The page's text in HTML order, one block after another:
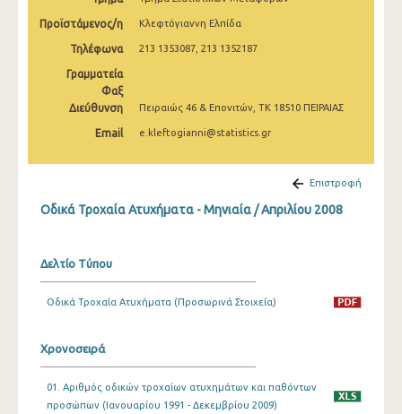
Φεβρουαρίου 2025
Ιανουαρίου 2025
Δεκεμβρίου 2024
Αυγούστου 2024
Ιουνίου 2024
Απριλίου 2024
Μαρτίου 2024
Προϊστάμενος/η Κλεφτόγιαννη Ελπίδα
Τηλέφωνα 213 1353087, 213 1352187
Γραμματεία
Φαξ
Διεύθυνση
Πειραιώς 46 & Επονιτών, ΤΚ 18510 ΠΕΙΡΑΙΑΣ
Email e.kleftogianni@statistics.gr
Επιστροφή
Οδικά Τροχαία Ατυχήματα - Μηνιαία / Απριλίου 2008
Δελτίο Τύπου
Οδικά Τροχαία Ατυχήματα (Προσωρινά Στοιχεία)
Χρονοσειρά
01. Αριθμός οδικών τροχαίων ατυχημάτων και παθόντων
προσώπων (Ιανουαρίου 1991 - Δεκεμβρίου 2009)